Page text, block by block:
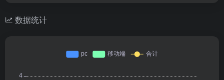
数据统计